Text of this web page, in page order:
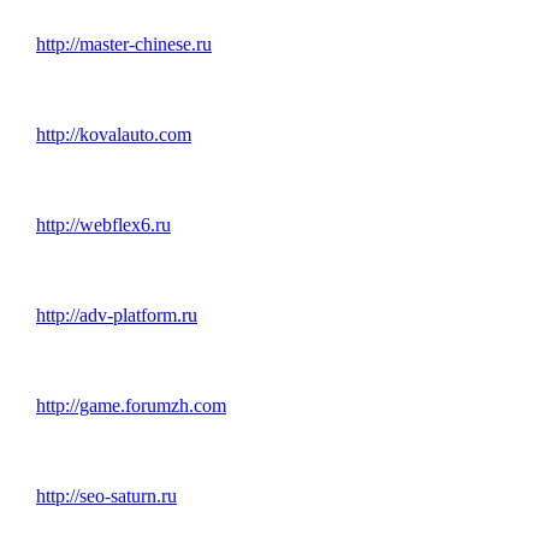
http://master-chinese.ru
http://kovalauto.com
http://webflex6.ru
http://adv-platform.ru
http://game.forumzh.com
http://seo-saturn.ru